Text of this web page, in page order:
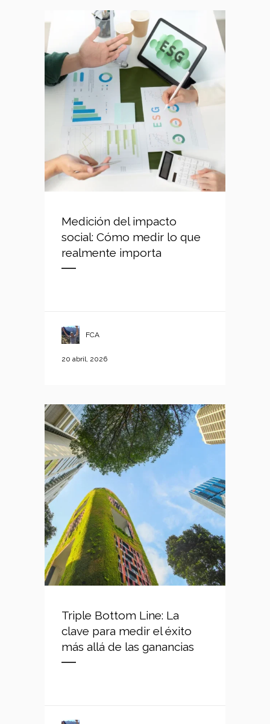
Medición del impacto
social: Cómo medir lo que
realmente importa
FCA
20 abril, 2026
Triple Bottom Line: La
clave para medir el éxito
más allá de las ganancias